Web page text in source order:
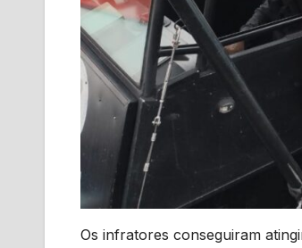
Os infratores conseguiram